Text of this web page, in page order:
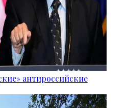
антироссийские